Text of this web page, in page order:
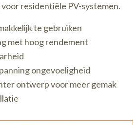
residentiële PV-systemen.
te gebruiken
met hoog rendement
ongevoeligheid
ontwerp voor meer gemak